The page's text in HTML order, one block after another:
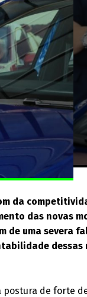
da
das novas
de uma severa
dessas
postura de forte